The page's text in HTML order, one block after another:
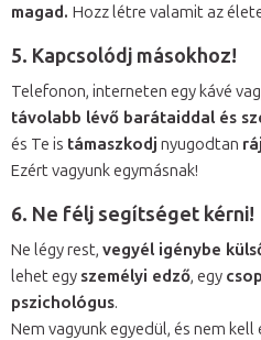
magad. Hozz létre valamit az
5. Kapcsolódj másokhoz!
Telefonon, interneten egy kávé
távolabb lévő barátaiddal és
és Te is támaszkodj nyugodtan
Ezért vagyunk egymásnak!
6. Ne félj segítséget kérni!
Ne légy rest, vegyél igénybe
lehet egy személyi edző, egy
pszichológus.
Nem vagyunk egyedül, és nem